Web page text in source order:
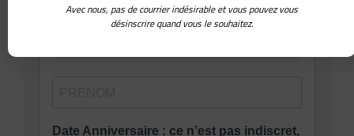
Avec nous, pas de courrier indésirable et vous pouvez vous
désinscrire quand vous le souhaitez.